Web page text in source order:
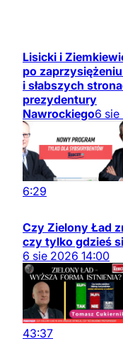
Lisicki i
po
i słabszych
prezydentury
Nawrockiego6 sie
6:29
Czy Zielony Ład
czy tylko gdzieś
6 sie 2026 14:00
43:37